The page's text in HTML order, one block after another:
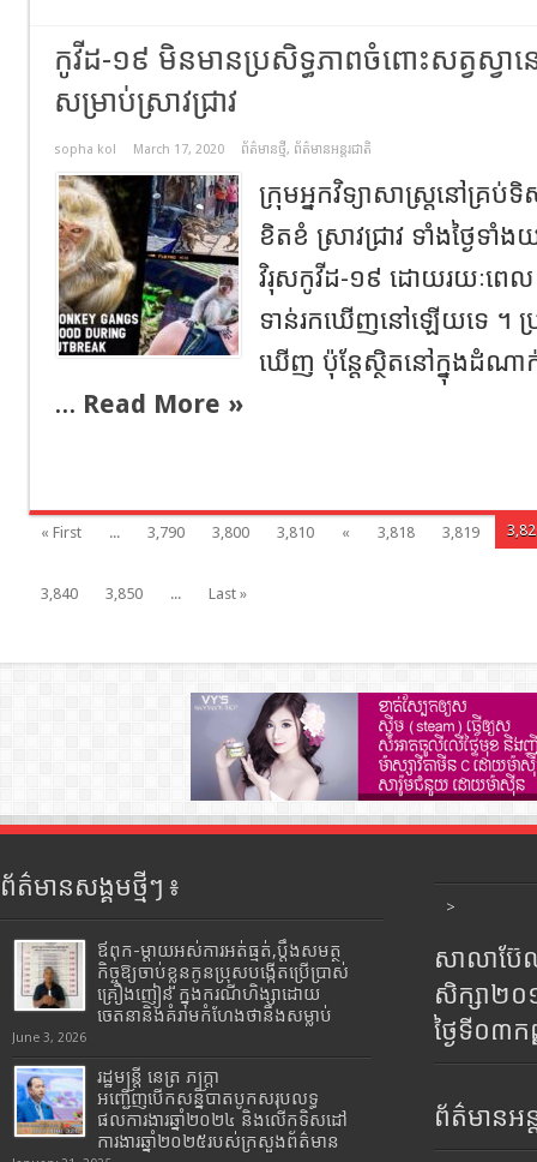
កូវីដ-១៩ មិនមានប្រសិទ្ធភាពចំពោះសត្វស្វា
សម្រាប់ស្រាវជ្រាវ
sopha kol March 17, 2020 ព័ត៌មានថ្មី, ព័ត៌មានអន្តរជាតិ
ក្រុមអ្នកវិទ្យាសាស្ត្រនៅគ្
ខិតខំ ស្រាវជ្រាវ ទាំងថ្ងៃទាំង
វិរុសកូវីដ-១៩ ដោយរយៈពេ
ទាន់រកឃើញនៅឡើយទេ ។
ឃើញ ប៉ុន្តែស្ថិតនៅក្នុងដំណ
... Read More »
« First ... 3,790 3,800 3,810 « 3,818 3,819
3,840 3,850 ... Last »
ព័ត៌មានសង្គមថ្មីៗ ៖
ឪពុក-ម្ដាយអស់ការអត់ធ្មត់,ប្ដឹងសមត្ថ
កិច្ចឱ្យចាប់ខ្លួនកូនប្រុសបង្កើតប្រើប្រាស់
គ្រឿងញៀន ក្នុងករណីហិង្សាដោយ
ចេតនានិងគំរាមកំហែងថានឹងសម្លាប់
June 3, 2026
រដ្ឋមន្រ្តី​ នេត្រ​ ភក្ត្រា​
អញ្ជើញបើកសន្និបាតបូកសរុបលទ្ធ
ផលការងារឆ្នាំ២០២៤ និងលើកទិសដៅ
ការងារឆ្នាំ២០២៥របស់​ក្រសួង​ព័ត៌មាន​
>
សាលាប៊ែ
សិក្សា២
ថ្ងៃទី០៣
ព័ត៌មានអន្